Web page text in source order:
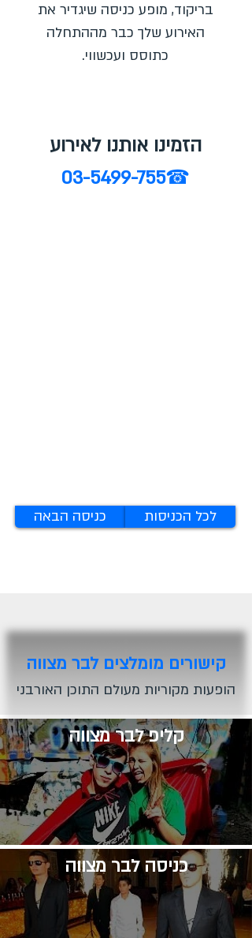
בריקוד, מופע כניסה שיגדיר את
האירוע שלך כבר מההתחלה
כתוסס ועכשווי.
הזמינו אותנו לאירוע
☎
03-5499-755
כניסה הבאה לכל הכניסות
קליפ לבר מצווה
​כניסה לבר מצווה
קישורים מומלצים לבר מצווה
הופעות מקוריות מעולם התוכן האורבני